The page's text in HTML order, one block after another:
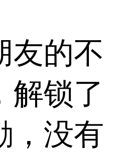
友的不
解锁了
，没有